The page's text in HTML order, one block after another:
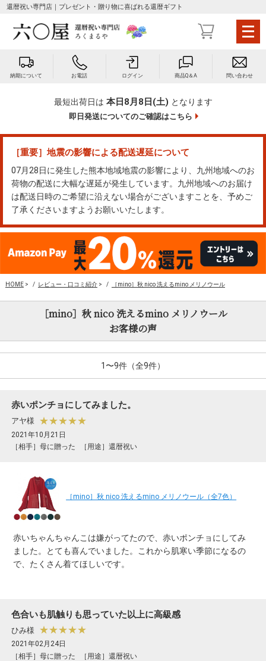
メ
ニ
ー
を
還暦祝い専門店｜プレゼント・贈り物に喜ばれる還暦ギフト
納期について お電話 ログイン 商品Q＆A 問い合わせ
最短出荷日は 本日8月8日(土) となります
即日発送についてのご確認はこちら
［重要］地震の影響による配送遅延について
07月28日に発生した熊本地域地震の影響により、九州地域へのお
荷物の配送に大幅な遅延が発生しています。九州地域へのお届け
は配送日時のご希望に沿えない場合がございますことを、予めご
了承くださいますようお願いいたします。
HOME> レビュー・口コミ紹介> ［mino］秋 nico 洗えるmino メリノウール
［mino］秋 nico 洗えるmino メリノウール
お客様の声
1〜9件（全9件）
赤いポンチョにしてみました。
アヤ様 ★★★★★
2021年10月21日
［相手］母に贈った
［用途］還暦祝い
［mino］秋 nico 洗えるmino メリノウール（全7色）
赤いちゃんちゃんこは嫌がってたので、赤いポンチョにしてみ
ました。とても喜んでいました。これから肌寒い季節になるの
で、たくさん着てほしいです。
色合いも肌触りも思っていた以上に高級感
ひみ様 ★★★★★
2021年02月24日
［相手］母に贈った
［用途］還暦祝い